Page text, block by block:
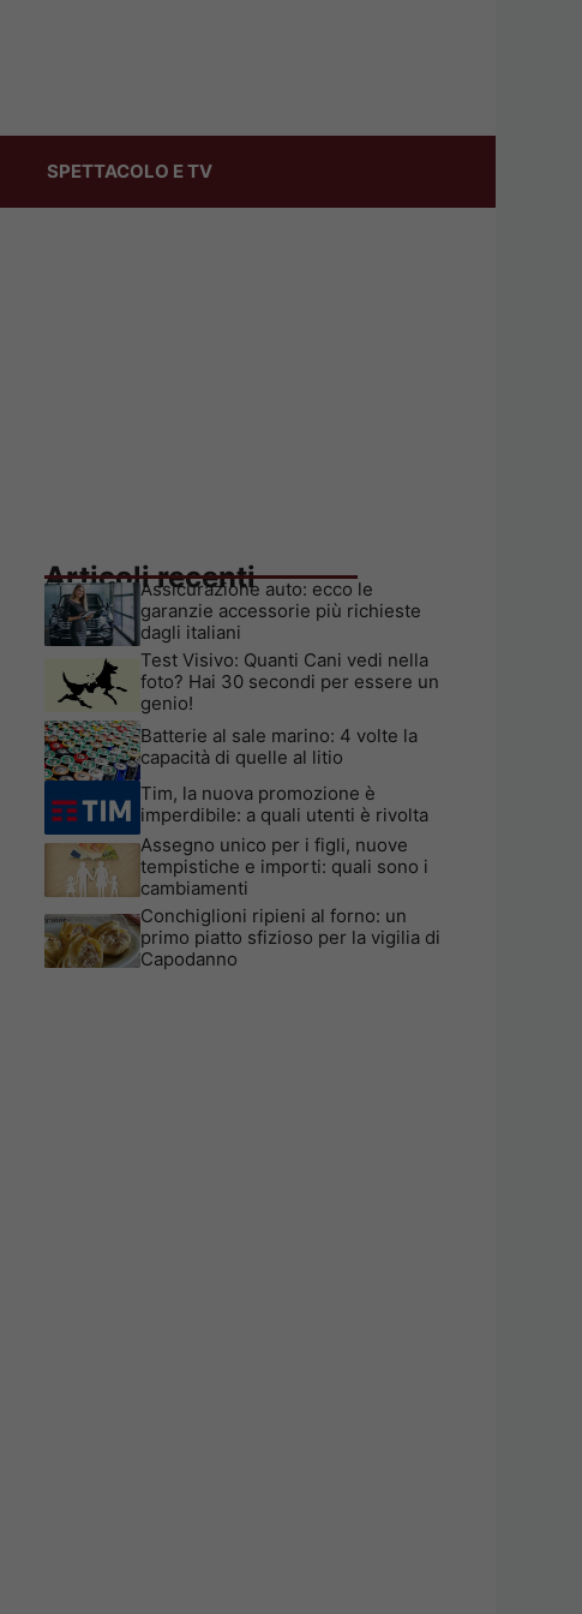
SPETTACOLO E TV
Articoli recenti
Assicurazione auto: ecco le
garanzie accessorie più richieste
dagli italiani
Test Visivo: Quanti Cani vedi nella
foto? Hai 30 secondi per essere un
genio!
Batterie al sale marino: 4 volte la
capacità di quelle al litio
Tim, la nuova promozione è
imperdibile: a quali utenti è rivolta
Assegno unico per i figli, nuove
tempistiche e importi: quali sono i
cambiamenti
Conchiglioni ripieni al forno: un
primo piatto sfizioso per la vigilia di
Capodanno